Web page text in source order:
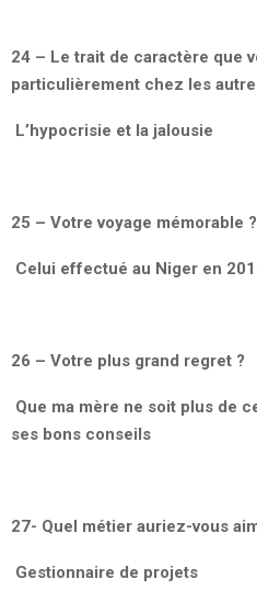
24 – Le trait de caractère que
particulièrement chez les
L’hypocrisie et la jalousie
25 – Votre voyage mémorable ?
Celui effectué au Niger en
26 – Votre plus grand regret ?
Que ma mère ne soit plus de
ses bons conseils
27- Quel métier auriez-vous
Gestionnaire de projets